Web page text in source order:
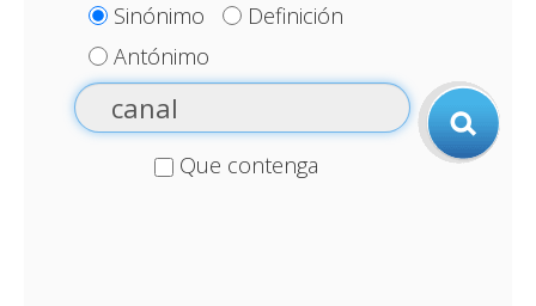
Sinónimo
Definición
Antónimo
Que contenga